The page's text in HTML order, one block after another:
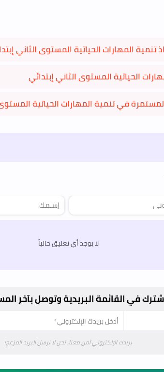
تنمية المهارات الحياتية المستوى الثاني
الحياتية المستوى الثاني إبتدائي
في تنمية المهارات الحياتية المستوى
لا يوجد أي تعليق حالياً
في القائمة البريدية وتوصل بآخر
بريدك الإلكتروني آمن معنا، نحن لا نرسل البريد المزعج!